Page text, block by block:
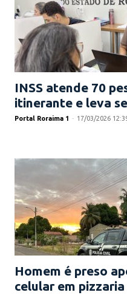
INSS atende 70
itinerante e leva
Portal Roraima 1 - 17/03/2026
Homem é preso
celular em